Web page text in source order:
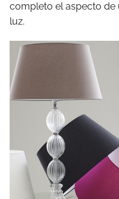
completo el aspecto de
luz.